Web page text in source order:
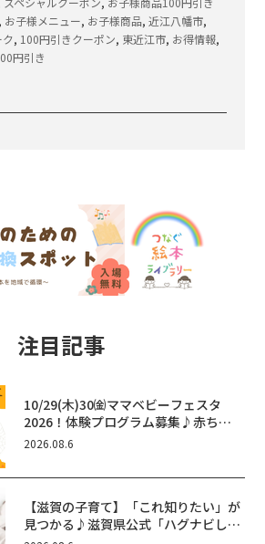
, お子様メニュー, お子様商品,近江八幡市,
, 100円引きクーポン, 東近江市, お得情報,
円引き
注目記事
10/29(木)30㈮ママベビーフェスタ
2026！体験プログラム募集♪赤ちゃ
ん向けイベントに出演しませんか？
2026.08.6
【滋賀の子育て】「これ知りたい」が
見つかる♪滋賀県公式「ハグナビし